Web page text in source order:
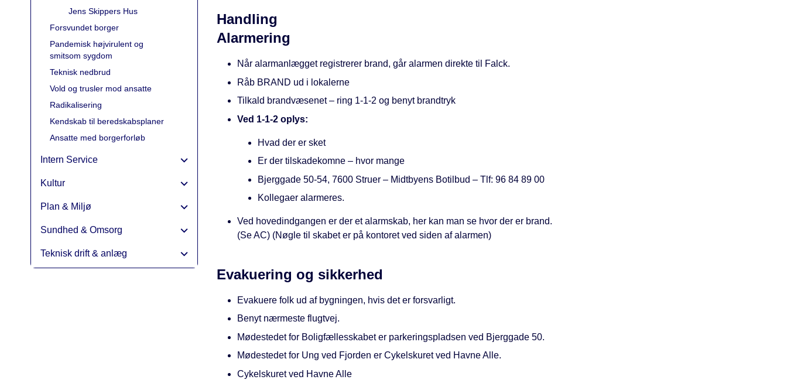
Jens Skippers Hus
Forsvundet borger
Pandemisk højvirulent og
smitsom sygdom
Teknisk nedbrud
Vold og trusler mod ansatte
Radikalisering
Kendskab til beredskabsplaner
Ansatte med borgerforløb
Intern Service
Kultur
Plan & Miljø
Sundhed & Omsorg
Teknisk drift & anlæg
Handling
Alarmering
Når alarmanlægget registrerer brand, går alarmen direkte til Falck.
Råb BRAND ud i lokalerne
Tilkald brandvæsenet – ring 1-1-2 og benyt brandtryk
Ved 1-1-2 oplys:
Hvad der er sket
Er der tilskadekomne – hvor mange
Bjerggade 50-54, 7600 Struer – Midtbyens Botilbud – Tlf: 96 84 89 00
Kollegaer alarmeres.
Ved hovedindgangen er der et alarmskab, her kan man se hvor der er brand.
(Se AC) (Nøgle til skabet er på kontoret ved siden af alarmen)
Evakuering og sikkerhed
Evakuere folk ud af bygningen, hvis det er forsvarligt.
Benyt nærmeste flugtvej.
Mødestedet for Boligfællesskabet er parkeringspladsen ved Bjerggade 50.
Mødestedet for Ung ved Fjorden er Cykelskuret ved Havne Alle.
Cykelskuret ved Havne Alle